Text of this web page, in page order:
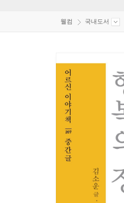
웰컴 국내도서